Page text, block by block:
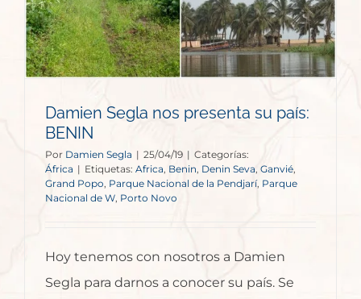
Damien Segla nos presenta su país:
BENIN
Por Damien Segla | 25/04/19 | Categorías:
África | Etiquetas: Africa Benin, Denin Seva Ganvié
Grand Popo, Parque Nacional de la Pendjarí, Parque
Nacional de W Porto Novo
Hoy tenemos con nosotros a Damien
Segla para darnos a conocer su país. Se